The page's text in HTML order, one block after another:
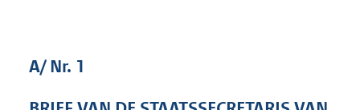
A/ Nr. 1